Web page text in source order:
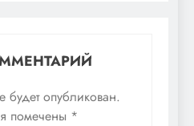
опубликован.
помечены *